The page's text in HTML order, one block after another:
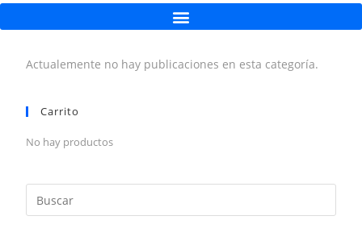
Actualemente no hay publicaciones en esta categoría.
Carrito
No hay productos